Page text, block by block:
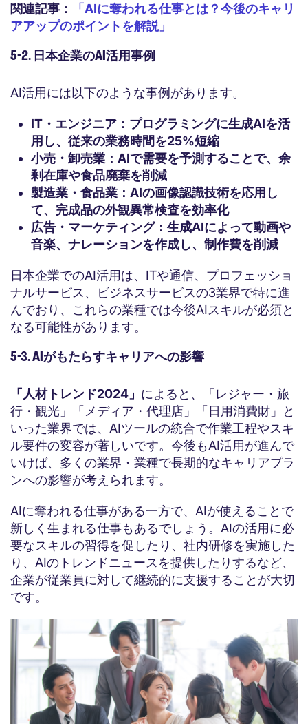
関連記事：
「AIに奪われる仕事とは？今後のキャリ
アアップのポイントを解説」
5-2. 日本企業のAI活用事例
AI活用には以下のような事例があります。
IT・エンジニア：プログラミングに生成AIを活
用し、従来の業務時間を25%短縮
小売・卸売業：AIで需要を予測することで、余
剰在庫や食品廃棄を削減
製造業・食品業：AIの画像認識技術を応用し
て、完成品の外観異常検査を効率化
広告・マーケティング：生成AIによって動画や
音楽、ナレーションを作成し、制作費を削減
日本企業でのAI活用は、ITや通信、プロフェッショ
ナルサービス、ビジネスサービスの3業界で特に進
んでおり、これらの業種では今後AIスキルが必須と
なる可能性があります。
5-3. AIがもたらすキャリアへの影響
「人材トレンド2024」 によると、「レジャー・旅
行・観光」「メディア・代理店」「日用消費財」と
いった業界では、AIツールの統合で作業工程やスキ
ル要件の変容が著しいです。今後もAI活用が進んで
いけば、多くの業界・業種で長期的なキャリアプラ
ンへの影響が考えられます。
AIに奪われる仕事がある一方で、AIが使えることで
新しく生まれる仕事もあるでしょう。AIの活用に必
要なスキルの習得を促したり、社内研修を実施した
り、AIのトレンドニュースを提供したりするなど、
企業が従業員に対して継続的に支援することが大切
です。